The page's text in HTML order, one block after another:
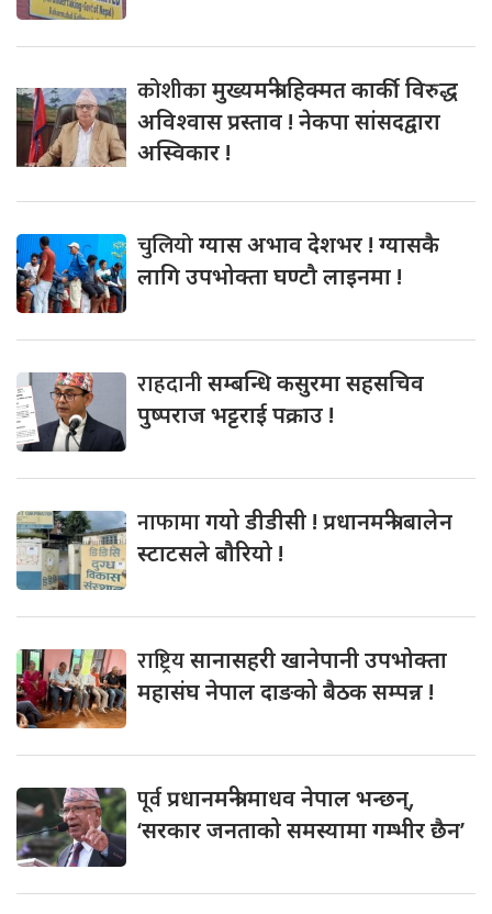
कोशीकामुख्यमन्त्री हिक्मत कार्की विरुद्ध
अविश्वास प्रस्ताव ! नेकपा सांसदद्वारा
अस्विकार !
चुलियोग्यास अभाव देशभर ! ग्यासकै
लागि उपभोक्ता घण्टौ लाइनमा !
राहदानीसम्बन्धि कसुरमा सहसचिव
पुष्पराज भट्टराई पक्राउ !
नाफामागयो डीडीसी ! प्रधानमन्त्री बालेन
स्टाटसले बौरियो !
राष्ट्रियसानासहरी खानेपानी उपभोक्ता
महासंघ नेपाल दाङको बैठक सम्पन्न !
पूर्वप्रधानमन्त्री माधव नेपाल भन्छन्,
‘सरकार जनताको समस्यामा गम्भीर छैन’